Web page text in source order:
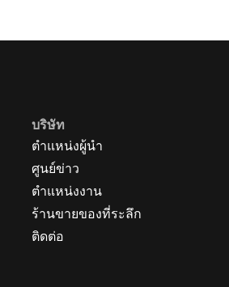
บริษัท
ตำแหน่งผู้นำ
ศูนย์ข่าว
ตำแหน่งงาน
ร้านขายของที่ระลึก
ติดต่อ